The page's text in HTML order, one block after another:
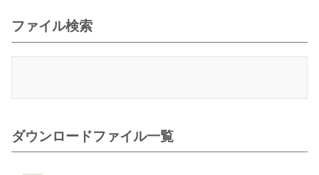
ファイル検索
ダウンロードファイル一覧